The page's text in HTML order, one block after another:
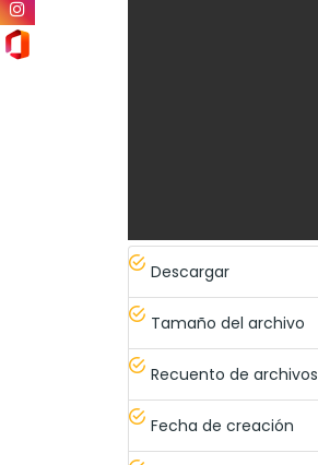
Descargar
Tamaño del archivo
Recuento de archivos
Fecha de creación